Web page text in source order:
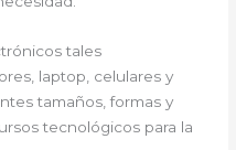
tales
laptop, celulares y
tamaños, formas y
tecnológicos para la